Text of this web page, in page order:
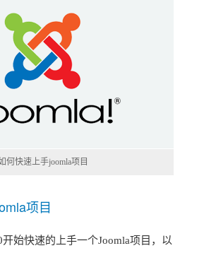
何快速上手joomla项目
项目
始快速的上手一个Joomla项目，以